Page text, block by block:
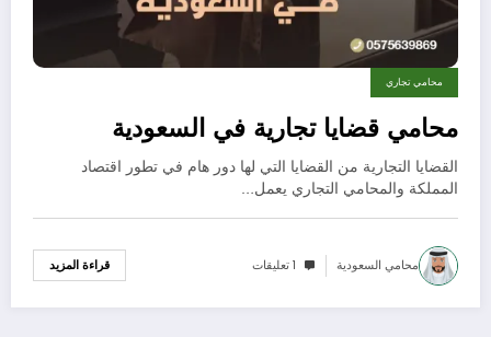
محامي تجاري
محامي قضايا تجارية في السعودية
القضايا التجارية من القضايا التي لها دور هام في تطور اقتصاد
المملكة والمحامي التجاري يعمل…
محامي السعودية 1 تعليقات قراءة المزيد